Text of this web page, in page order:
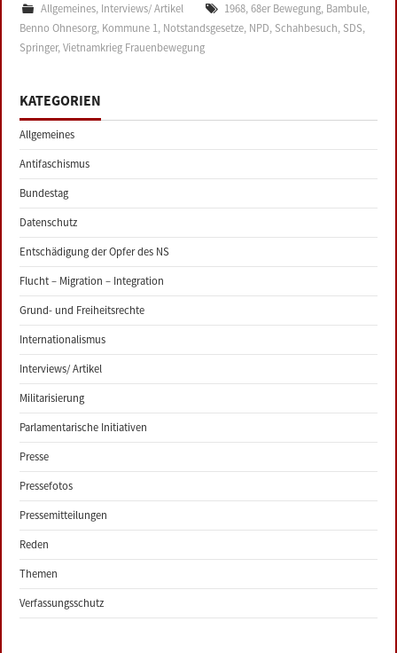
IMPRESSUM
Allgemeines, Interviews/ Artikel 1968, 68er Bewegung, Bambule,
Benno Ohnesorg, Kommune 1, Notstandsgesetze, NPD, Schahbesuch, SDS,
Springer,Vietnamkrieg Frauenbewegung
KATEGORIEN
Allgemeines
Antifaschismus
Bundestag
Datenschutz
Entschädigung der Opfer des NS
Flucht – Migration – Integration
Grund- und Freiheitsrechte
Internationalismus
Interviews/ Artikel
Militarisierung
Parlamentarische Initiativen
Presse
Pressefotos
Pressemitteilungen
Reden
Themen
Verfassungsschutz